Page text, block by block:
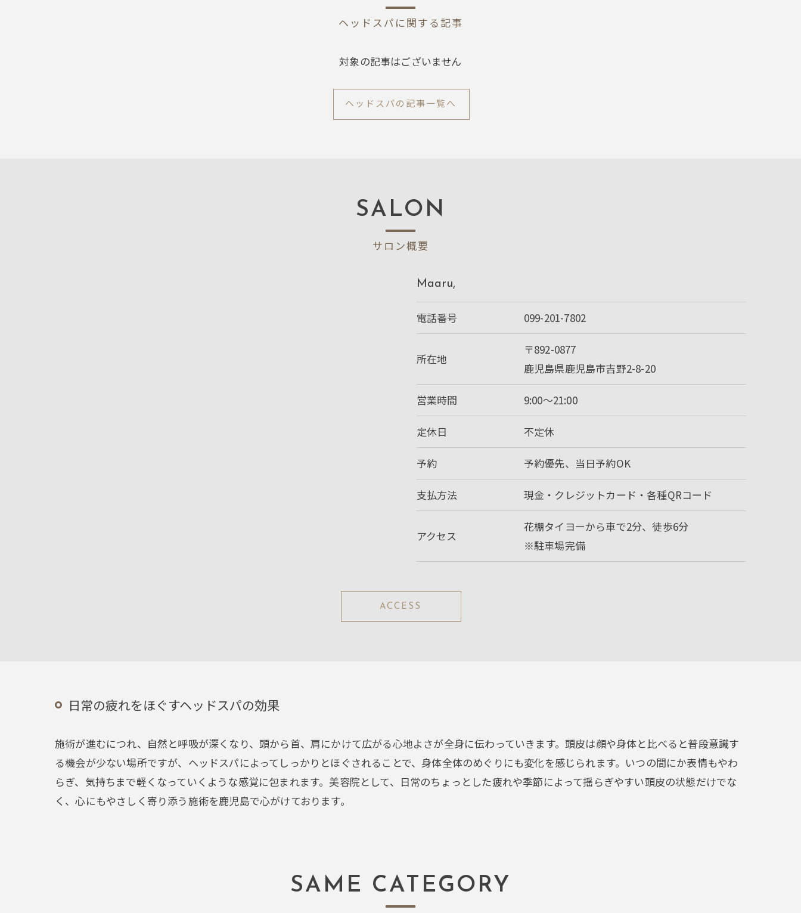
ヘッドスパに関する記事
対象の記事はございません
ヘッドスパの記事一覧へ
サロン概要
SALON
Maaru,
電話番号 099-201-7802
所在地
〒892-0877
鹿児島県鹿児島市吉野2-8-20
営業時間 9:00～21:00
定休日 不定休
予約 予約優先、当日予約OK
支払方法 現金・クレジットカード・各種QRコード
アクセス
花棚タイヨーから車で2分、徒歩6分
※駐車場完備
ACCESS
日常の疲れをほぐすヘッドスパの効果
施術が進むにつれ、自然と呼吸が深くなり、頭から首、肩にかけて広がる心地よさが全身に伝わっていきます。頭皮は顔や身体と比べると普段意識す
る機会が少ない場所ですが、ヘッドスパによってしっかりとほぐされることで、身体全体のめぐりにも変化を感じられます。いつの間にか表情もやわ
らぎ、気持ちまで軽くなっていくような感覚に包まれます。美容院として、日常のちょっとした疲れや季節によって揺らぎやすい頭皮の状態だけでな
く、心にもやさしく寄り添う施術を鹿児島で心がけております。
SAME CATEGORY